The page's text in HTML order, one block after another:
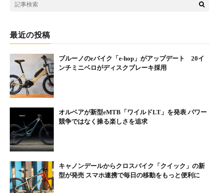
最近の投稿
ブルーノのeバイク「e-hop」がアップデート 20イ
ンチミニベロがディスクブレーキ採用
オルベアが新型eMTB「ワイルドLT」を発表 パワー
競争ではなく操る楽しさを追求
キャノンデールからクロスバイク「クイック」の新
型が発売 スマホ連携で毎日の移動をもっと便利に